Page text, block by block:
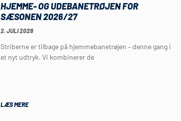
HJEMME- OG UDEBANETRØJEN FOR
SÆSONEN 2026/27
2. JULI 2026
Striberne er tilbage på hjemmebanetrøjen – denne gang i
et nyt udtryk. Vi kombinerer de
LÆS MERE